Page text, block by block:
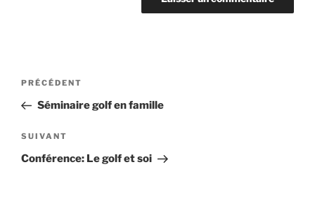
Navigation
l’article
Article
précédent
PRÉCÉDENT
Séminaire golf en famille
Article
suivant
SUIVANT
Conférence: Le golf et soi